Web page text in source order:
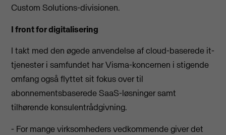
Custom Solutions-divisionen.
I front for digitalisering
I takt med den øgede anvendelse af cloud-baserede it-
tjenester i samfundet har Visma-koncernen i stigende
omfang også flyttet sit fokus over til
abonnementsbaserede SaaS-løsninger samt
tilhørende konsulentrådgivning.
- For mange virksomheders vedkommende giver det